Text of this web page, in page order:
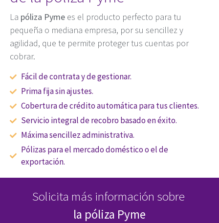
La póliza Pyme es el producto perfecto para tu
pequeña o mediana empresa, por su sencillez y
agilidad, que te permite proteger tus cuentas por
cobrar.
Fácil de contrata y de gestionar.
Prima fija sin ajustes.
Cobertura de crédito automática para tus clientes.
Servicio integral de recobro basado en éxito.
Máxima sencillez administrativa.
Pólizas para el mercado doméstico o el de
exportación.
Solicita más información sobre
la póliza Pyme